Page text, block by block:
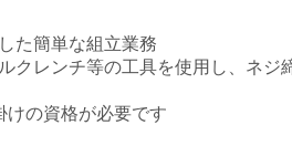
た簡単な組立業務
クレンチ等の工具を使用し、ネ
けの資格が必要です